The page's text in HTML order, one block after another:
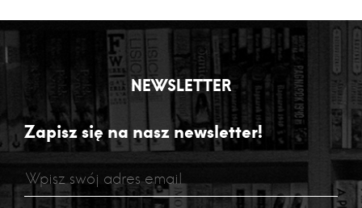
NEWSLETTER
Zapisz się na nasz newsletter!